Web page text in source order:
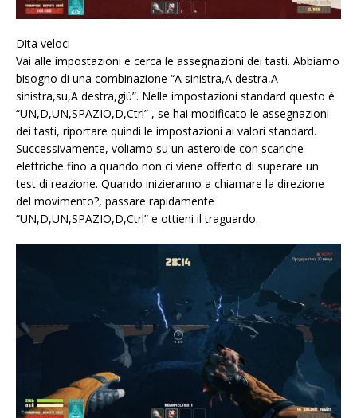
Dita veloci
Vai alle impostazioni e cerca le assegnazioni dei tasti. Abbiamo
bisogno di una combinazione “A sinistra,A destra,A
sinistra,su,A destra,giù”. Nelle impostazioni standard questo è
“UN,D,UN,SPAZIO,D,Ctrl” , se hai modificato le assegnazioni
dei tasti, riportare quindi le impostazioni ai valori standard.
Successivamente, voliamo su un asteroide con scariche
elettriche fino a quando non ci viene offerto di superare un
test di reazione. Quando inizieranno a chiamare la direzione
del movimento?, passare rapidamente
“UN,D,UN,SPAZIO,D,Ctrl” e ottieni il traguardo.